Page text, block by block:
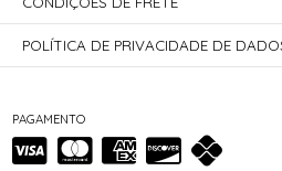
PAGAMENTO
POLÍTICA DE PRIVACIDADE DE